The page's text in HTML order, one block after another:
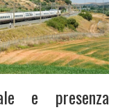
e presenza